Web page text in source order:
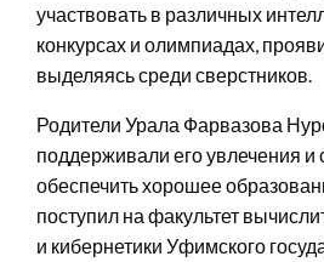
участвовать в различных
конкурсах и олимпиадах,
выделяясь среди сверстников.
Родители Урала Фарвазова
поддерживали его увлечения и
обеспечить хорошее
поступил на факультет
и кибернетики Уфимского